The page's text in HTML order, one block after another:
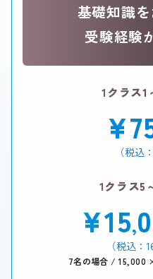
基礎知識
受験経験
1クラス
（税込
1クラス5
¥15,
（税込：
7名の場合 / 15,000